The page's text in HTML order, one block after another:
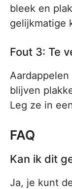
bleek en
gelijkmatige
Fout 3: Te
blijven
Leg ze in
FAQ
Kan ik dit
Ja, je kunt